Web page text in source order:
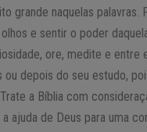
grande naquelas palavras.
e sentir o poder
ore, medite e entre
ou depois do seu estudo,
a Bíblia com
ajuda de Deus para uma